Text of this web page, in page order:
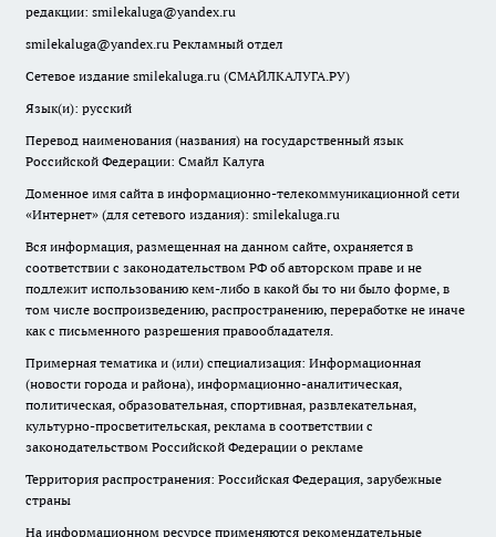
редакции: smilekaluga@yandex.ru
smilekaluga@yandex.ru Рекламный отдел
Сетевое издание smilekaluga.ru (СМАЙЛКАЛУГА.РУ)
Язык(и): русский
Перевод наименования (названия) на государственный язык
Российской Федерации: Смайл Калуга
Доменное имя сайта в информационно-телекоммуникационной сети
«Интернет» (для сетевого издания): smilekaluga.ru
Вся информация, размещенная на данном сайте, охраняется в
соответствии с законодательством РФ об авторском праве и не
подлежит использованию кем-либо в какой бы то ни было форме, в
том числе воспроизведению, распространению, переработке не иначе
как с письменного разрешения правообладателя.
Примерная тематика и (или) специализация: Информационная
(новости города и района), информационно-аналитическая,
политическая, образовательная, спортивная, развлекательная,
культурно-просветительская, реклама в соответствии с
законодательством Российской Федерации о рекламе
Территория распространения: Российская Федерация, зарубежные
страны
На информационном ресурсе применяются рекомендательные